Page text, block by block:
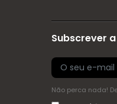
Subscrever
Não perca nada!